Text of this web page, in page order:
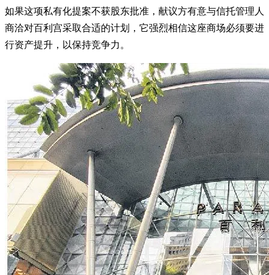
如果这项私有化提案不获股东批准，献议方有意与信托管理人
商洽对百利宫采取合适的计划，它强烈相信这座商场必须要进
行资产提升，以保持竞争力。